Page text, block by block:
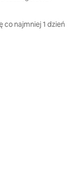
co najmniej 1 dzień